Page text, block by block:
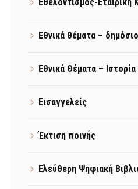
Εθνικά θέματα –
Εθνικά Θέματα –
Εισαγγελείς
Έκτιση ποινής
Ελεύθερη Ψηφιακή